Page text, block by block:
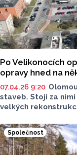
Po Velikonocích
opravy hned na
07.04.26 9:20
staveb. Stojí za
velkých
i některých ulic.
Společnost